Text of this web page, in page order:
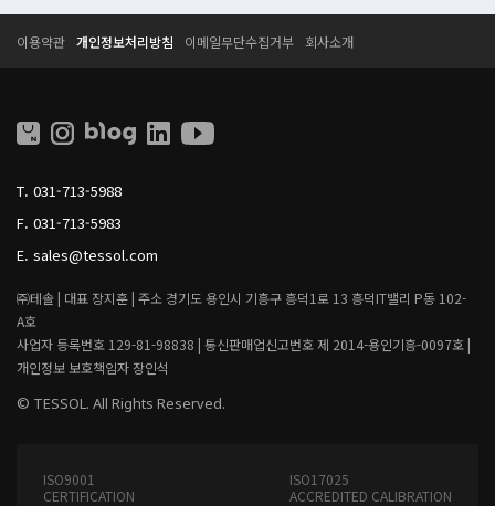
T. 031-713-5988
F. 031-713-5983
E. sales@tessol.com
㈜테솔 | 대표 장지훈 | 주소 경기도 용인시 기흥구 흥덕1로 13 흥덕IT밸리 P동 102-
A호
사업자 등록번호 129-81-98838 | 통신판매업신고번호 제 2014-용인기흥-0097호 |
개인정보 보호책임자 장인석
© TESSOL. All Rights Reserved.
ISO9001
CERTIFICATION
ISO17025
ACCREDITED CALIBRATION
이용약관 개인정보처리방침 이메일무단수집거부 회사소개